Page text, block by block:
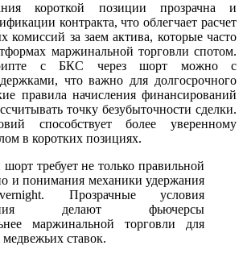
короткой позиции прозрачна и
контракта, что облегчает расчет
комиссий за заем актива, которые часто
маржинальной торговли спотом.
с БКС через шорт можно с
что важно для долгосрочного
правила начисления финансирований
точку безубыточности сделки.
способствует более уверенному
в коротких позициях.
требует не только правильной
и понимания механики удержания
Прозрачные условия
делают фьючерсы
маржинальной торговли для
ставок.